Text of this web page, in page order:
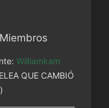
Miembros
Williamkam
QUE CAMBIÓ